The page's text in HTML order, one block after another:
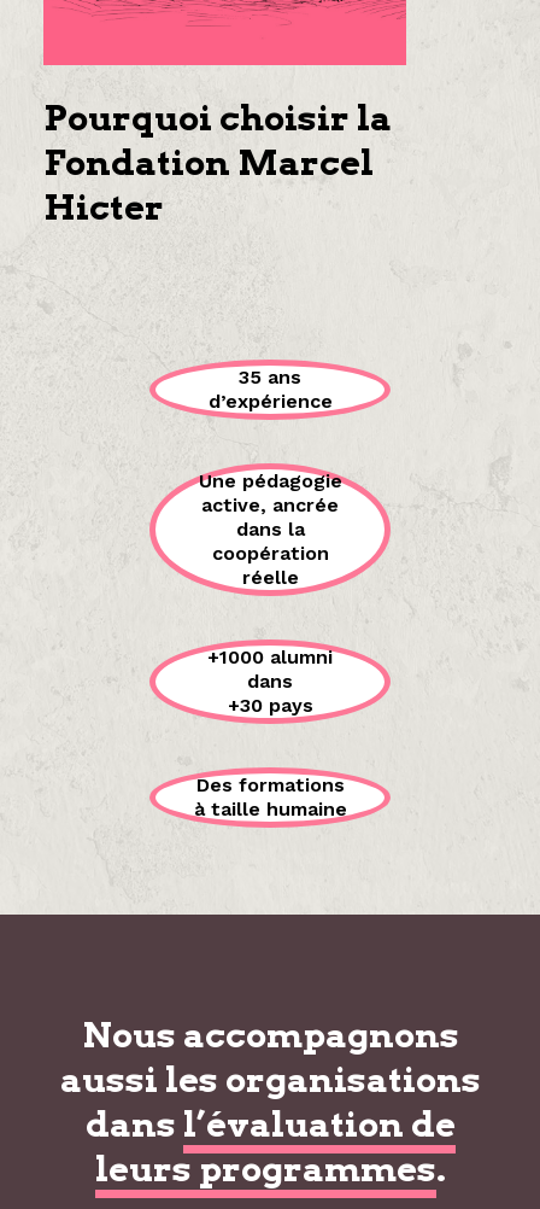
Pourquoi choisir la
Fondation Marcel
Hicter
35 ans
d’expérience
Une pédagogie
active, ancrée
dans la
coopération
réelle
+1000 alumni
dans
+30 pays
Des formations
à taille humaine
Nous accompagnons
aussi les organisations
dans l’évaluation de
leurs programmes.